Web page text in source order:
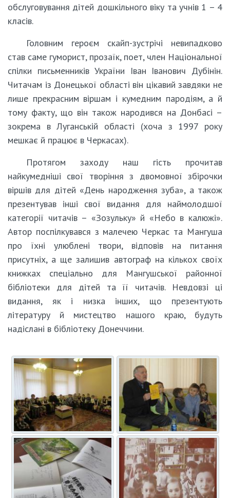
обслуговування дітей дошкільного віку та учнів 1 – 4
класів.
Головним героєм скайп-зустрічі невипадково
став саме гуморист, прозаїк, поет, член Національної
спілки письменників України Іван Іванович Дубінін.
Читачам із Донецької області він цікавий завдяки не
лише прекрасним віршам і кумедним пародіям, а й
тому факту, що він також народився на Донбасі –
зокрема в Луганській області (хоча з 1997 року
мешкає й працює в Черкасах).
Протягом заходу наш гість прочитав
найкумедніші свої творіння з двомовної збірочки
віршів для дітей «День народження зуба», а також
презентував інші свої видання для наймолодшої
категорії читачів – «Зозульку» й «Небо в калюжі».
Автор поспілкувався з малечею Черкас та Мангуша
про їхні улюблені твори, відповів на питання
присутніх, а ще залишив автограф на кількох своїх
книжках спеціально для Мангушської районної
бібліотеки для дітей та її читачів. Невдовзі ці
видання, як і низка інших, що презентують
літературу й мистецтво нашого краю, будуть
надіслані в бібліотеку Донеччини.